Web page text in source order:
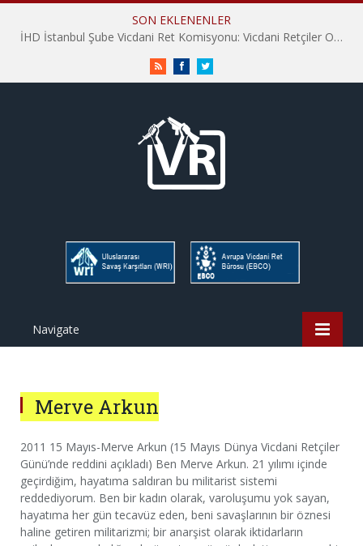
SON EKLENENLER
İHD İstanbul Şube Vicdani Ret Komisyonu: Vicdani Retçiler Olarak Destek İçin Buradayız!
RSS FacebookTwitter
Navigate
Merve Arkun
2011 15 Mayıs-Merve Arkun (15 Mayıs Dünya Vicdani Retçiler
Günü’nde reddini açıkladı) Ben Merve Arkun. 21 yılımı içinde
geçirdiğim, hayatıma saldıran bu militarist sistemi
reddediyorum. Ben bir kadın olarak, varoluşumu yok sayan,
hayatıma her gün tecavüz eden, beni savaşlarının bir öznesi
haline getiren militarizmi; bir anarşist olarak iktidarların